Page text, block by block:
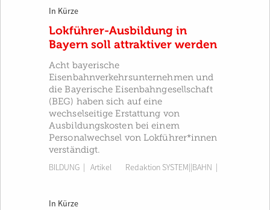
In Kürze
Lokführer-Ausbildung in
Bayern soll attraktiver werden
Acht bayerische
Eisenbahnverkehrsunternehmen und
die Bayerische Eisenbahngesellschaft
(BEG) haben sich auf eine
wechselseitige Erstattung von
Ausbildungskosten bei einem
Personalwechsel von Lokführer*innen
verständigt.
BILDUNG | Artikel Redaktion SYSTEM||BAHN
In Kürze